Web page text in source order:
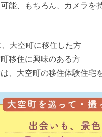
能、もちろん、カメラを
大空町に移住した方
移住に興味のある方
、大空町の移住体験住宅